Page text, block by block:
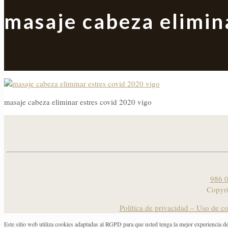
masaje cabeza
masaje cabeza eliminar estres covid 2020 vigo
986
Política de privacidad – Uso de
Este sitio web utiliza cookies adaptadas al RGPD para que usted tenga la mejor experiencia